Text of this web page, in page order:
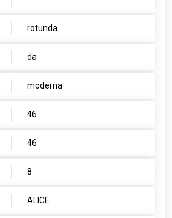
rotunda
da
moderna
46
46
8
ALICE